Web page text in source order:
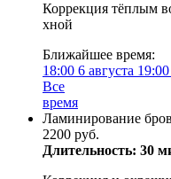
Коррекция тёплым
хной
Ближайшее время:
18:00 6 августа 19:00
Все
время
Ламинирование
2200 руб.
Длительность: 30